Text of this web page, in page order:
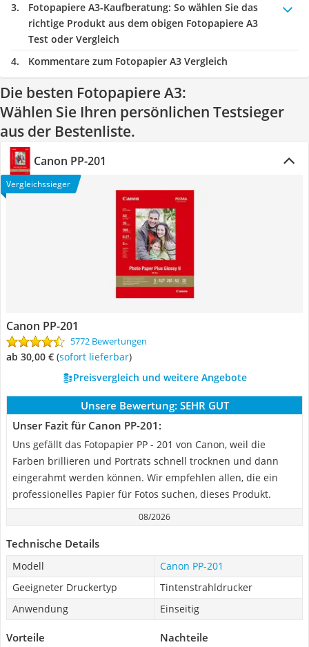
Fotopapiere A3-Kaufberatung: So wählen Sie das
richtige Produkt aus dem obigen Fotopapiere A3
Test oder Vergleich
Kommentare zum Fotopapier A3 Vergleich
Die besten Fotopapiere A3:
Wählen Sie Ihren persönlichen Testsieger
aus der Bestenliste.
Canon PP-201
Vergleichssieger
Canon PP-201
5772 Bewertungen
ab 30,00 € ( Sofort lieferbar)
Preisvergleich und weitere Angebote
Unsere Bewertung: SEHR GUT
Unser Fazit für Canon PP-201:
Uns gefällt das Fotopapier PP - 201 von Canon, weil die
Farben brillieren und Porträts schnell trocknen und dann
eingerahmt werden können. Wir empfehlen allen, die ein
professionelles Papier für Fotos suchen, dieses Produkt.
08/2026
Technische Details
Modell
Canon PP-201
Geeigneter Druckertyp
Tintenstrahldrucker
Anwendung
Einseitig
Vorteile Nachteile